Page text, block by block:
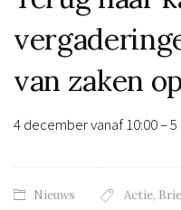
van zaken
4 december vanaf 10:00 –
Nieuws Actie,